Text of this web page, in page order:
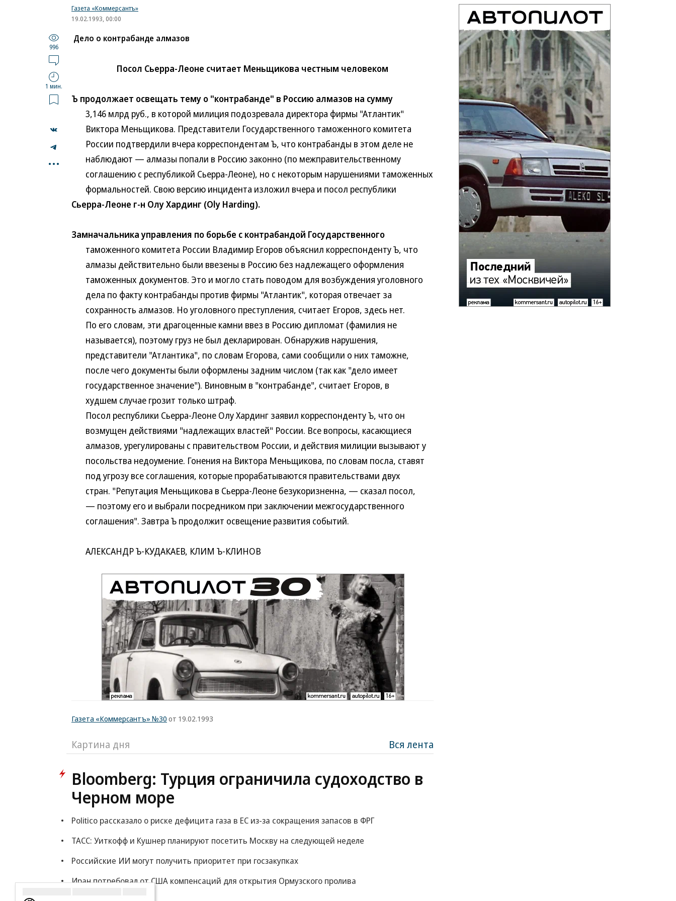
Газета «Коммерсантъ»
19.02.1993, 00:00
996
1 мин.
...
Дело о контрабанде алмазов
Посол Сьерра-Леоне считает Меньщикова честным человеком
Ъ продолжает освещать тему о "контрабанде" в Россию алмазов на сумму
3,146 млрд руб., в которой милиция подозревала директора фирмы "Атлантик"
Виктора Меньщикова. Представители Государственного таможенного комитета
России подтвердили вчера корреспондентам Ъ, что контрабанды в этом деле не
наблюдают — алмазы попали в Россию законно (по межправительственному
соглашению с республикой Сьерра-Леоне), но с некоторым нарушениями таможенных
формальностей. Свою версию инцидента изложил вчера и посол республики
Сьерра-Леоне г-н Олу Хардинг (Oly Harding).
Замначальника управления по борьбе с контрабандой Государственного
таможенного комитета России Владимир Егоров объяснил корреспонденту Ъ, что
алмазы действительно были ввезены в Россию без надлежащего оформления
таможенных документов. Это и могло стать поводом для возбуждения уголовного
дела по факту контрабанды против фирмы "Атлантик", которая отвечает за
сохранность алмазов. Но уголовного преступления, считает Егоров, здесь нет.
По его словам, эти драгоценные камни ввез в Россию дипломат (фамилия не
называется), поэтому груз не был декларирован. Обнаружив нарушения,
представители "Атлантика", по словам Егорова, сами сообщили о них таможне,
после чего документы были оформлены задним числом (так как "дело имеет
государственное значение"). Виновным в "контрабанде", считает Егоров, в
худшем случае грозит только штраф.
Посол республики Сьерра-Леоне Олу Хардинг заявил корреспонденту Ъ, что он
возмущен действиями "надлежащих властей" России. Все вопросы, касающиеся
алмазов, урегулированы с правительством России, и действия милиции вызывают у
посольства недоумение. Гонения на Виктора Меньщикова, по словам посла, ставят
под угрозу все соглашения, которые прорабатываются правительствами двух
стран. "Репутация Меньщикова в Сьерра-Леоне безукоризненна, — сказал посол,
— поэтому его и выбрали посредником при заключении межгосударственного
соглашения". Завтра Ъ продолжит освещение развития событий.
АЛЕКСАНДР Ъ-КУДАКАЕВ, КЛИМ Ъ-КЛИНОВ
Газета «Коммерсантъ» №30 от 19.02.1993
Картина дня Вся лента
Bloomberg: Турция ограничила судоходство в
Черном море
Politico рассказало о риске дефицита газа в ЕС из-за сокращения запасов в ФРГ
ТАСС: Уиткофф и Кушнер планируют посетить Москву на следующей неделе
Российские ИИ могут получить приоритет при госзакупках
Иран потребовал от США компенсаций для открытия Ормузского пролива